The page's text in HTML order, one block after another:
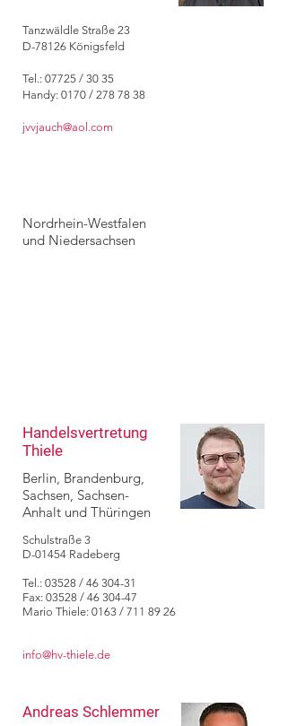
Tanzwäldle Straße 23
D-78126 Königsfeld
Tel.: 07725 / 30 35
Handy: 0170 / 278 78 38
jvvjauch@aol.com
Nordrhein-Westfalen
und Niedersachsen
Berlin, Brandenburg,
Sachsen, Sachsen-
Anhalt und Thüringen
Schulstraße 3
D-01454 Radeberg
Tel.: 03528 / 46 304-31
Fax: 03528 / 46 304-47
Mario Thiele: 0163 / 711 89 26
info@hv-thiele.de
Handelsvertretung
Thiele
Andreas Schlemmer